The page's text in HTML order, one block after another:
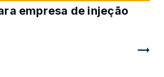
empresa de injeção